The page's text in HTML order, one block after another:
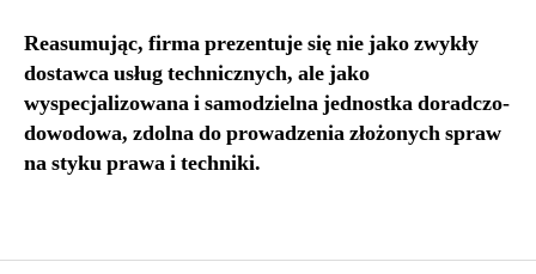
Reasumując, firma prezentuje się nie jako zwykły
dostawca usług technicznych, ale jako
wyspecjalizowana i samodzielna jednostka doradczo-
dowodowa, zdolna do prowadzenia złożonych spraw
na styku prawa i techniki.